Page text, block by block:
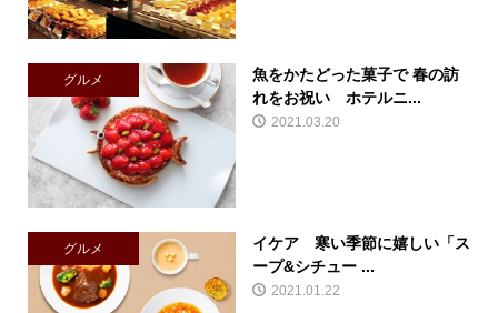
グルメ
魚をかたどった菓子で 春の訪
れをお祝い ホテルニ...
2021.03.20
グルメ
イケア 寒い季節に嬉しい「ス
ープ&シチュー ...
2021.01.22